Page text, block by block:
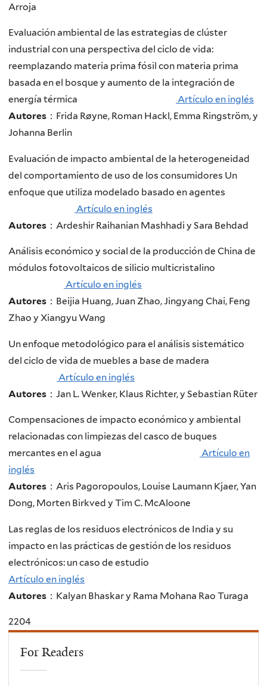
Arroja
Evaluación ambiental de las estrategias de clúster
industrial con una perspectiva del ciclo de vida:
reemplazando materia prima fósil con materia prima
basada en el bosque y aumento de la integración de
energía térmica
Artículo en inglés
Autores ：Frida Røyne, Roman Hackl, Emma Ringström, y
Johanna Berlin
Evaluación de impacto ambiental de la heterogeneidad
del comportamiento de uso de los consumidores Un
enfoque que utiliza modelado basado en agentes
Artículo en inglés
Autores ：Ardeshir Raihanian Mashhadi y Sara Behdad
Análisis económico y social de la producción de China de
módulos fotovoltaicos de silicio multicristalino
Artículo en inglés
Autores ：Beijia Huang, Juan Zhao, Jingyang Chai, Feng
Zhao y Xiangyu Wang
Un enfoque metodológico para el análisis sistemático
del ciclo de vida de muebles a base de madera
Artículo en inglés
Autores ：Jan L. Wenker, Klaus Richter, y Sebastian Rüter
Compensaciones de impacto económico y ambiental
relacionadas con limpiezas del casco de buques
mercantes en el agua
Artículo en
inglés
Autores ：Aris Pagoropoulos, Louise Laumann Kjaer, Yan
Dong, Morten Birkved y Tim C. McAloone
Las reglas de los residuos electrónicos de India y su
impacto en las prácticas de gestión de los residuos
electrónicos: un caso de estudio
Artículo en inglés
Autores ：Kalyan Bhaskar y Rama Mohana Rao Turaga
2204
For Readers